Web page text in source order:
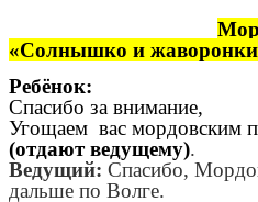
«Солнышко и
Ребёнок:
Спасибо за внимание,
Угощаем вас мордовским
(отдают ведущему).
Ведущий: Спасибо,
дальше по Волге.